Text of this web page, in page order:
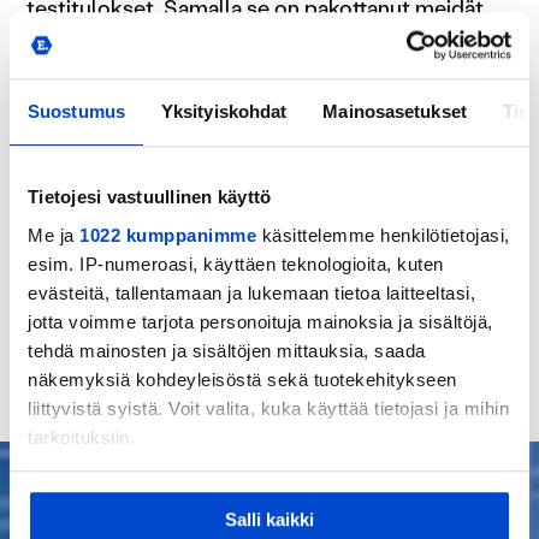
Suostumus Yksityiskohdat Mainosasetukset
Tietojesi vastuullinen käyttö
Me ja 1022 kumppanimme käsittelemme henkilötietojasi,
esim. IP-numeroasi, käyttäen teknologioita, kuten
evästeitä, tallentamaan ja lukemaan tietoa laitteeltasi,
jotta voimme tarjota personoituja mainoksia ja sisältöjä,
tehdä mainosten ja sisältöjen mittauksia, saada
näkemyksiä kohdeyleisöstä sekä tuotekehitykseen
liittyvistä syistä. Voit valita, kuka käyttää tietojasi ja mihin
tarkoituksiin.
Jos sallit, haluamme myös tehdä seuraavia:
Kerätä tietoja maantieteellisestä sijainnistasi,
Salli kaikki
testitulokset. Samalla se on pakottanut meidät
tekemään konkreettisia toimenpiteitä, jotta
pystymme testaamaan myös arjessa.
Todennäköisesti tätä ei olisi tapahtunut ilman
Lue myös:Huuhkaja- ja Helmaripolun kausi
käynnistyi – kehitystavoitteet ohjaavat seuroja